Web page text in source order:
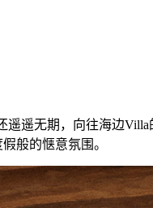
遥无期，向往海边Villa
般的惬意氛围。